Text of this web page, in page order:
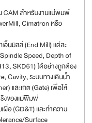
น CAM สำหรับงานแม่พิมพ์
Cimatron หรือ
อ็นมิลล์ (End Mill) แต่ละ
Speed, Depth of
SKD61) ได้อย่างถูกต้อง
Cavity, ระบบทางเดินน้ำ
และเกต (Gate) เพื่อให้
งของแม่พิมพ์
(GD&T) และทำความ
Surface